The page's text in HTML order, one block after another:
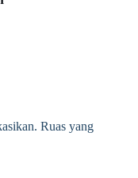
Ruas yang